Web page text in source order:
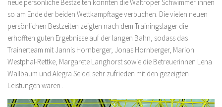
neue persönliche Bestzeiten konnten die Waltroper Schwimmer:innen
so am Ende der beiden Wettkampftage verbuchen. Die vielen neuen
persönlichen Bestzeiten zeigten nach dem Trainingslager die
erhofften guten Ergebnisse auf der langen Bahn, sodass das
Trainerteam mit Jannis Hornberger, Jonas Hornberger, Marion
Westphal-Rettke, Margarete Langhorst sowie die Betreuerinnen Lena
Wallbaum und Alegra Seidel sehr zufrieden mit den gezeigten
Leistungen waren .